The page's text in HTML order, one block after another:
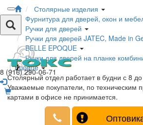
8 (916) 290-06-71
Столярные изделия
Фурнитура для дверей, окон и
Ручки для дверей
Ручки для дверей JATEC, Made in
BELLE EPOQUE
Ручки для дверей на планке
Epoque
Столярный отдел работает в будни с 8
Уважаемые покупатели, по техническим
картами в офисе не принимается.